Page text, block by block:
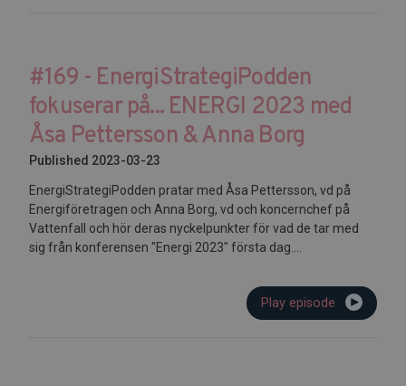
#169 - EnergiStrategiPodden
fokuserar på... ENERGI 2023 med
Åsa Pettersson & Anna Borg
Published 2023-03-23
EnergiStrategiPodden pratar med Åsa Pettersson, vd på
Energiföretragen och Anna Borg, vd och koncernchef på
Vattenfall och hör deras nyckelpunkter för vad de tar med
sig från konferensen "Energi 2023" första dag....
Play episode